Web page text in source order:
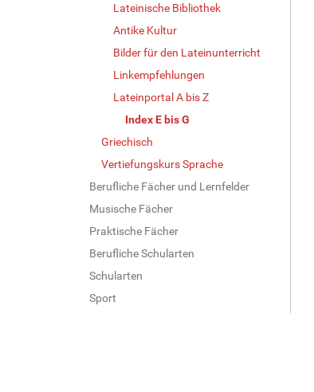
Lateinische Bibliothek
Antike Kultur
Bilder für den Lateinunterricht
Linkempfehlungen
Lateinportal A bis Z
Index E bis G
Griechisch
Vertiefungskurs Sprache
Berufliche Fächer und Lernfelder
Musische Fächer
Praktische Fächer
Berufliche Schularten
Schularten
Sport